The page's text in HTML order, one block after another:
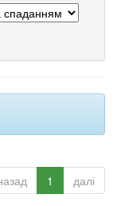
1 далі